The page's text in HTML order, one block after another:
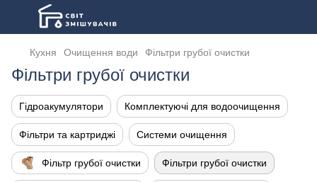
Кухня Очищення води Фільтри грубої очистки
Фільтри грубої очистки
Гідроакумулятори Комплектуючі для водоочищення
Фільтри та картриджі Системи очищення
Фільтр грубої очистки Фільтри грубої очистки